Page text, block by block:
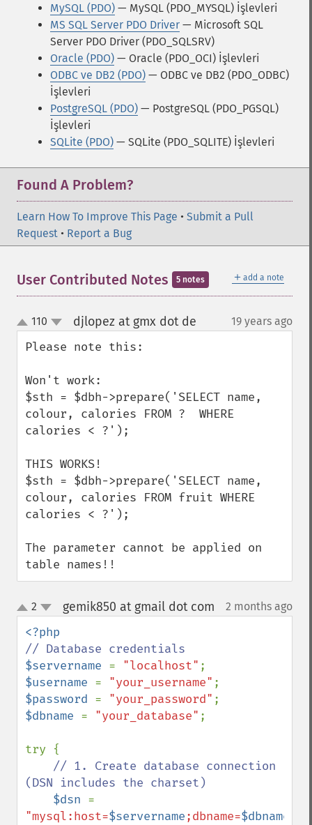
MySQL (PDO) — MySQL (PDO_MYSQL) İşlevleri
MS SQL Server PDO Driver — Microsoft SQL
Server PDO Driver (PDO_SQLSRV)
Oracle (PDO) — Oracle (PDO_OCI) İşlevleri
ODBC ve DB2 (PDO) — ODBC ve DB2 (PDO_ODBC)
İşlevleri
PostgreSQL (PDO) — PostgreSQL (PDO_PGSQL)
İşlevleri
SQLite (PDO) — SQLite (PDO_SQLITE) İşlevleri
Found A Problem?
Learn How To Improve This Page • Submit a Pull
Request • Report a Bug
＋ add a note
User Contributed Notes 5 notes
up
down
110 djlopez at gmx dot de 19 years ago
Please note this:
Won't work:
$sth = $dbh->prepare('SELECT name,
colour, calories FROM ?  WHERE
calories < ?');
THIS WORKS!
$sth = $dbh->prepare('SELECT name,
colour, calories FROM fruit WHERE
calories < ?');
The parameter cannot be applied on
table names!!
up
down
2 gemik850 at gmail dot com 2 months ago
$servername = "localhost"
$username = "your_username"
$password = "your_password"
$dbname = "your_database" ;
try {
// 1. Create database connection
(DSN includes the charset)
$dsn
"mysql:host=$servername;dbname=$dbname